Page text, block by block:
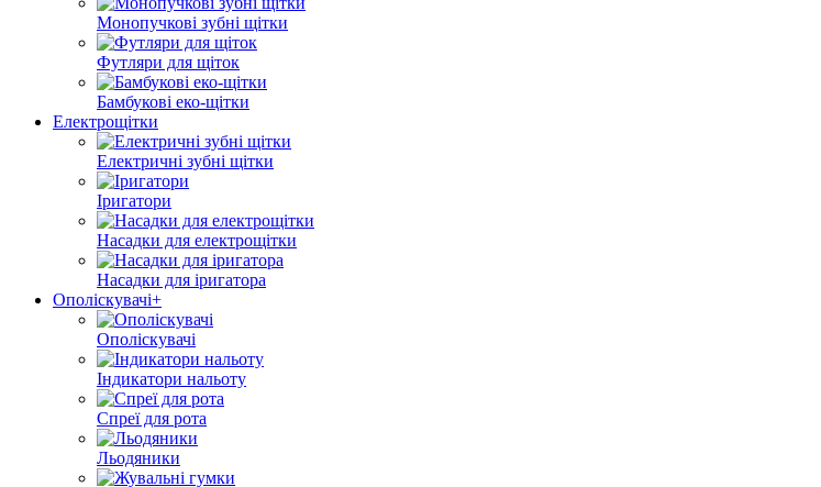
Монопучкові зубні щітки
Футляри для щіток
Бамбукові еко-щітки
Електрощітки
Електричні зубні щітки
Іригатори
Насадки для електрощітки
Насадки для іригатора
Ополіскувачі+
Ополіскувачі
Індикатори нальоту
Спреї для рота
Льодяники